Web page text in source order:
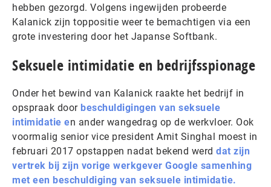
hebben gezorgd. Volgens ingewijden probeerde
Kalanick zijn toppositie weer te bemachtigen via een
grote investering door het Japanse Softbank.
Seksuele intimidatie en bedrijfsspionage
Onder het bewind van Kalanick raakte het bedrijf in
opspraak doorbeschuldigingen van seksuele
intimidatie en ander wangedrag op de werkvloer. Ook
voormalig senior vice president Amit Singhal moest in
februari 2017 opstappen nadat bekend werd dat zijn
vertrek bij zijn vorige werkgever Google samenhing
met een beschuldiging van seksuele intimidatie.